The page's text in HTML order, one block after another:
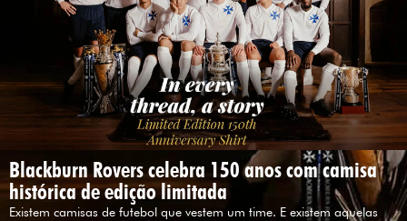
Blackburn Rovers celebra 150 anos com camisa
histórica de edição limitada
Existem camisas de futebol que vestem um time. E existem aquelas